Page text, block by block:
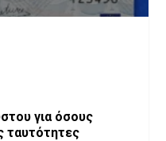
για όσους
ταυτότητες